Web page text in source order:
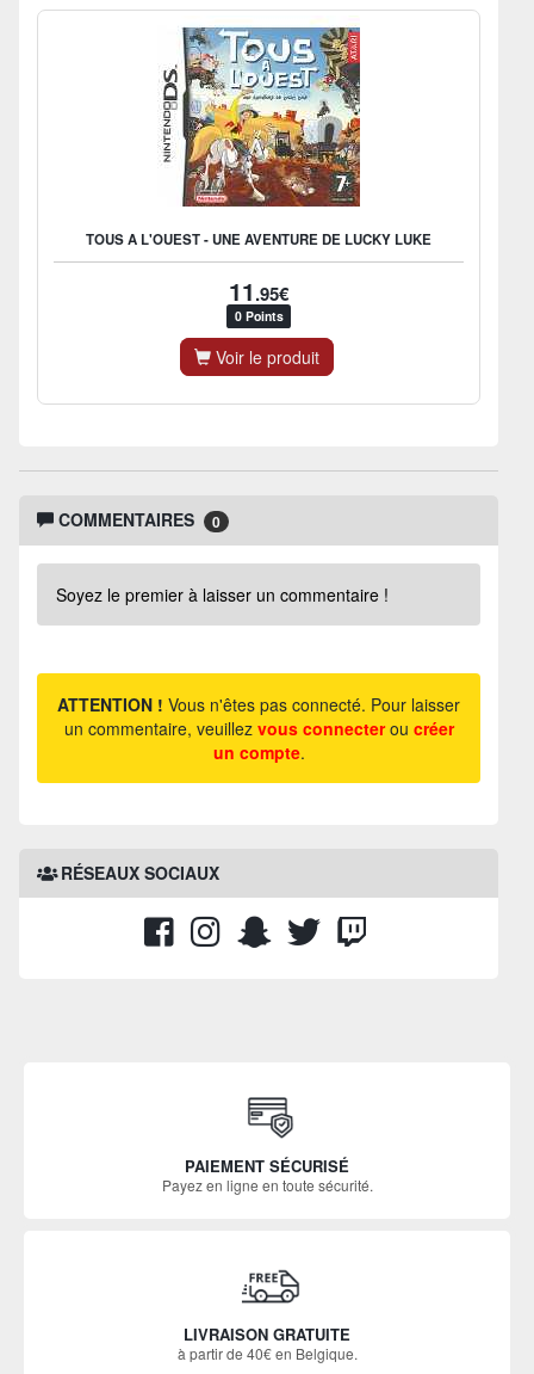
TOUS A L'OUEST - UNE AVENTURE DE LUCKY LUKE
11.95€
0 Points
Voir le produit
COMMENTAIRES 0
Soyez le premier à laisser un commentaire !
ATTENTION ! Vous n'êtes pas connecté. Pour laisser
un commentaire, veuillez vous connecterou créer
un compte.
RÉSEAUX SOCIAUX
PAIEMENT SÉCURISÉ
Payez en ligne en toute sécurité.
LIVRAISON GRATUITE
à partir de 40€ en Belgique.